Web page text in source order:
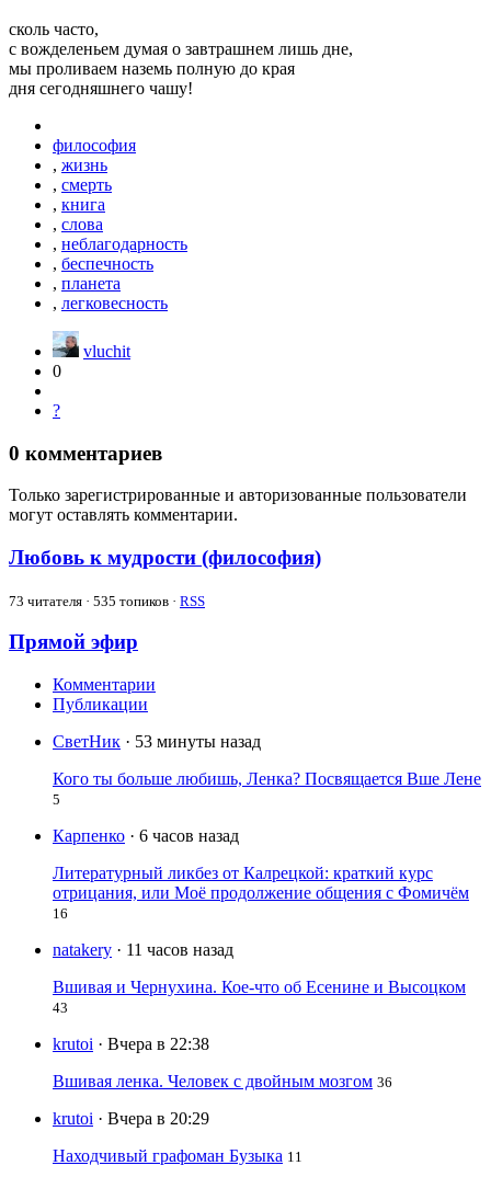
сколь часто,
с вожделеньем думая о завтрашнем лишь дне,
мы проливаем наземь полную до края
дня сегодняшнего чашу!
философия
, жизнь
, смерть
, книга
, слова
, неблагодарность
, беспечность
, планета
, легковесность
vluchit
0
?
0 комментариев
Только зарегистрированные и авторизованные пользователи
могут оставлять комментарии.
Любовь к мудрости (философия)
73 читателя · 535 топиков · RSS
Прямой эфир
Комментарии
Публикации
СветНик · 53 минуты назад
Кого ты больше любишь, Ленка? Посвящается Вше Лене
5
Карпенко · 6 часов назад
Литературный ликбез от Калрецкой: краткий курс
отрицания, или Моё продолжение общения с Фомичём
16
natakery · 11 часов назад
Вшивая и Чернухина. Кое-что об Есенине и Высоцком
43
krutoi · Вчера в 22:38
Вшивая ленка. Человек с двойным мозгом 36
krutoi · Вчера в 20:29
Находчивый графоман Бузыка 11